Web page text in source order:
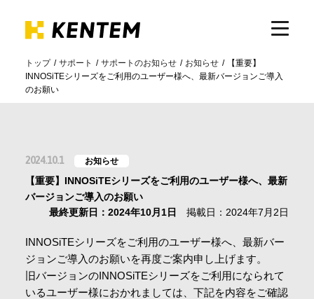
製品・サービス
導入事例
イベント・セミナー
トップ サポート サポートのお知らせ お知らせ
【重要】
INNOSiTEシリーズをご利用のユーザー様へ、最新バージョンご導入
のお願い​
2024.10.1 お知らせ
【重要】INNOSiTEシリーズをご利用のユーザー様へ、最新
バージョンご導入のお願い​
最終更新日：2024年10月1日 掲載日：2024年7月2日
INNOSiTEシリーズをご利用のユーザー様へ、最新バー
ジョンご導入のお願い​を再度ご案内申し上げます。
旧バージョンのINNOSiTEシリーズをご利用になられて
いるユーザー様におかれましては、下記を内容をご確認